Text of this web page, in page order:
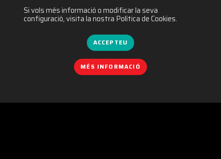
Si vols més informació o modificar la seva
configuració, visita la nostra Política de Cookies.
ACCEPTEU
MÉS INFORMACIÓ